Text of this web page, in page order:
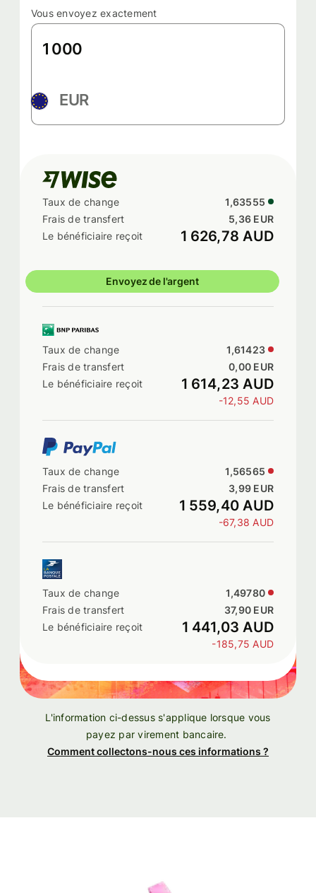
Vous envoyez exactement
EUR
1,63555
5,36 EUR
1 626,78 AUD
Envoyez de l'argent
1,61423
0,00 EUR
1 614,23 AUD
-12,55 AUD
1,56565
3,99 EUR
1 559,40 AUD
-67,38 AUD
1,49780
37,90 EUR
1 441,03 AUD
-185,75 AUD
L'information ci-dessus s'applique lorsque vous
payez par virement bancaire.
Comment collectons-nous ces informations ?